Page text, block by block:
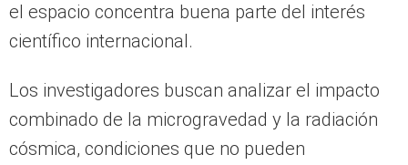
el espacio concentra buena parte del interés
científico internacional.
Los investigadores buscan analizar el impacto
combinado de la microgravedad y la radiación
cósmica, condiciones que no pueden